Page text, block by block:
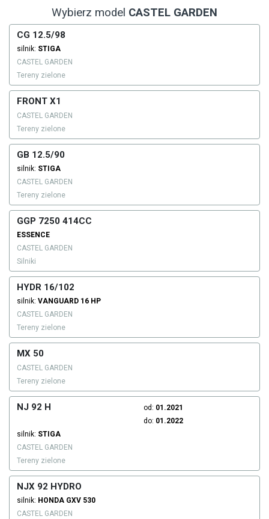
Wybierz model CASTEL GARDEN
CG 12.5/98
silnik: STIGA
CASTEL GARDEN
Tereny zielone
FRONT X1
CASTEL GARDEN
Tereny zielone
GB 12.5/90
silnik: STIGA
CASTEL GARDEN
Tereny zielone
GGP 7250 414CC
ESSENCE
CASTEL GARDEN
Silniki
HYDR 16/102
silnik: VANGUARD 16 HP
CASTEL GARDEN
Tereny zielone
MX 50
CASTEL GARDEN
Tereny zielone
NJ 92 H od: 01.2021
do: 01.2022
silnik: STIGA
CASTEL GARDEN
Tereny zielone
NJX 92 HYDRO
silnik: HONDA GXV 530
CASTEL GARDEN